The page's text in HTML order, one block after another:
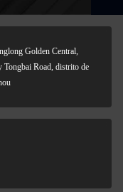
Golden Central,
Tongbai Road, distrito de